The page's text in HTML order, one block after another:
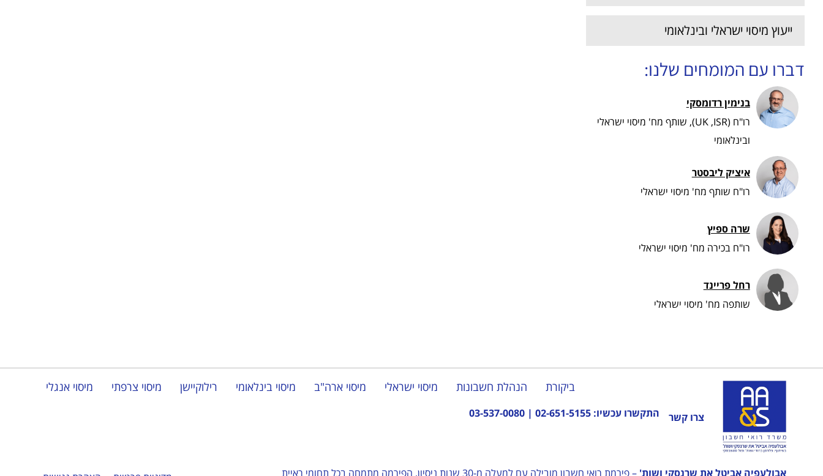
ייעוץ מיסוי ישראלי ובינלאומי
דברו עם המומחים שלנו:
בנימין רדומסקי​
רו"ח (UK ,ISR), שותף מח' מיסוי ישראלי
ובינלאומי
איציק ליבסטר​
רו"ח שותף מח' מיסוי ישראלי
שרה ספיץ
רו"ח בכירה מח' מיסוי ישראלי
רחל פריינד
שותפה מח' מיסוי ישראלי
ביקורת הנהלת חשבונות מיסוי ישראלי מיסוי ארה"ב מיסוי בינלאומי רילוקיישן מיסוי צרפתי מיסוי אנגלי
צרו קשר התקשרו עכשיו:02-651-5155
|
03-537-0080
אבולעפיה אביטל את שרנסקי ושות' – פירמת רואי חשבון מובילה עם למעלה מ-30 שנות ניסיון, הפירמה מתמחה בכל תחומי ראיית